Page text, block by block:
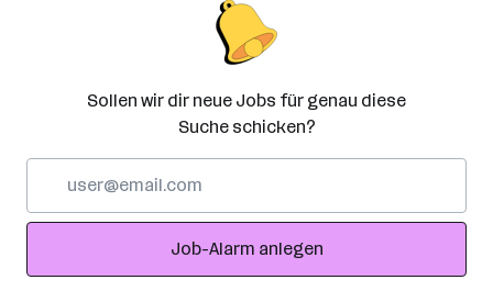
Sollen wir dir neue Jobs für genau diese
Suche schicken?
Adresse
Job-Alarm anlegen